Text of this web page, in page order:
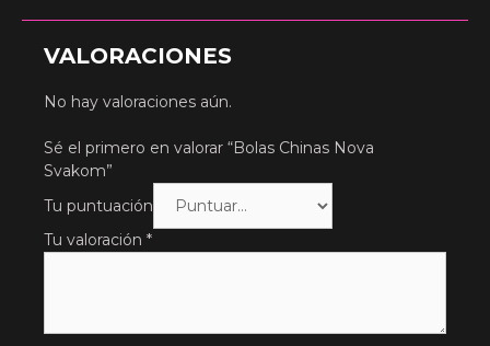
VALORACIONES
No hay valoraciones aún.
Sé el primero en valorar “Bolas Chinas Nova
Svakom”
Tu puntuación
Tu valoración *